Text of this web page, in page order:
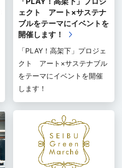
ェクト アート×サステナ
ブルをテーマにイベントを
開催します！
「PLAY！高架下」プロジェ
クト アート×サステナブル
をテーマにイベントを開催
します！